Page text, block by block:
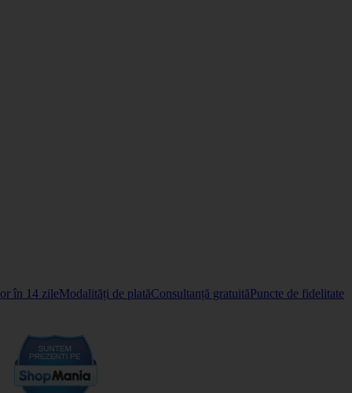
în 14 zileModalități de platăConsultanță gratuităPuncte de fidelitate